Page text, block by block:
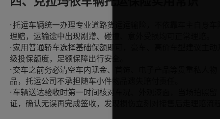
·托运车辆统一办理专业道路货运运输险，不依靠车主自身车
理赔，运输途中出现剐蹭、碰撞、意外受损均可正常理赔。
· 家用普通轿车选择基础保额即可，豪车、高价车型建议主动
级投保额度，足额保障出行安全。
· 交车之前务必清空车内现金、首饰、电子产品等贵重私人物
品，托运公司不承担随车小件物品遗失赔付责任。
· 车辆送达验收时第一时间核对车况、外观漆面，当场拍照留
证，确认无误再完成签收，发现损伤立刻对接售后走理赔流